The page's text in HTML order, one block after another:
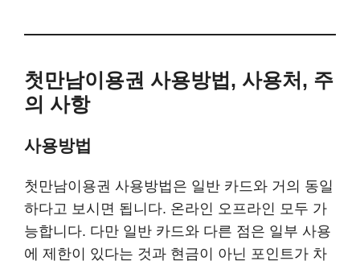
첫만남이용권 사용방법, 사용처, 주
의 사항
사용방법
첫만남이용권 사용방법은 일반 카드와 거의 동일
하다고 보시면 됩니다. 온라인 오프라인 모두 가
능합니다. 다만 일반 카드와 다른 점은 일부 사용
에 제한이 있다는 것과 현금이 아닌 포인트가 차